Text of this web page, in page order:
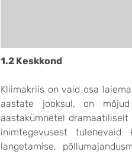
1.2 Keskkond
Kliimakriis on vaid osa
aastate jooksul, on
aastakümnetel
inimtegevusest
langetamise,